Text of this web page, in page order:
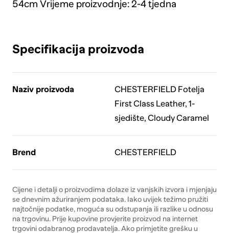
54cm Vrijeme proizvodnje: 2-4 tjedna
Specifikacija proizvoda
Naziv proizvoda
CHESTERFIELD Fotelja
First Class Leather, 1-
sjedište, Cloudy Caramel
Brend CHESTERFIELD
Cijene i detalji o proizvodima dolaze iz vanjskih izvora i mjenjaju
se dnevnim ažuriranjem podataka. Iako uvijek težimo pružiti
najtočnije podatke, moguća su odstupanja ili razlike u odnosu
na trgovinu. Prije kupovine provjerite proizvod na internet
trgovini odabranog prodavatelja. Ako primjetite grešku u